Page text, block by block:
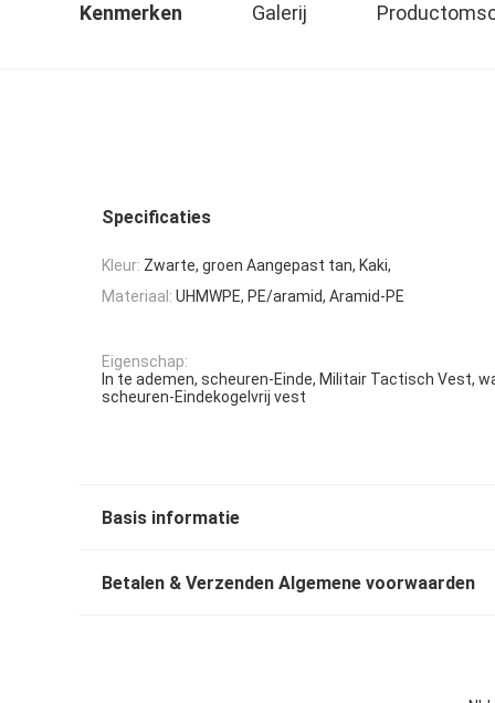
Kenmerken Galerij
Specificaties
Kleur: Zwarte, groen Aangepast tan, Kaki,
Materiaal: UHMWPE, PE/aramid, Aramid-PE
Eigenschap:
In te ademen, scheuren-Einde, Militair Tactisch Vest,
scheuren-Eindekogelvrij vest
Basis informatie
Betalen & Verzenden Algemene voorwaarden